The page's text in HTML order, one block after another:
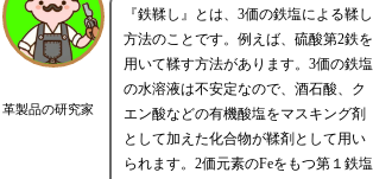
革製品の研究家
『鉄鞣し』とは、3価の鉄塩による鞣し
方法のことです。例えば、硫酸第2鉄を
用いて鞣す方法があります。3価の鉄塩
の水溶液は不安定なので、酒石酸、ク
エン酸などの有機酸塩をマスキング剤
として加えた化合物が鞣剤として用い
られます。2価元素のFeをもつ第１鉄塩